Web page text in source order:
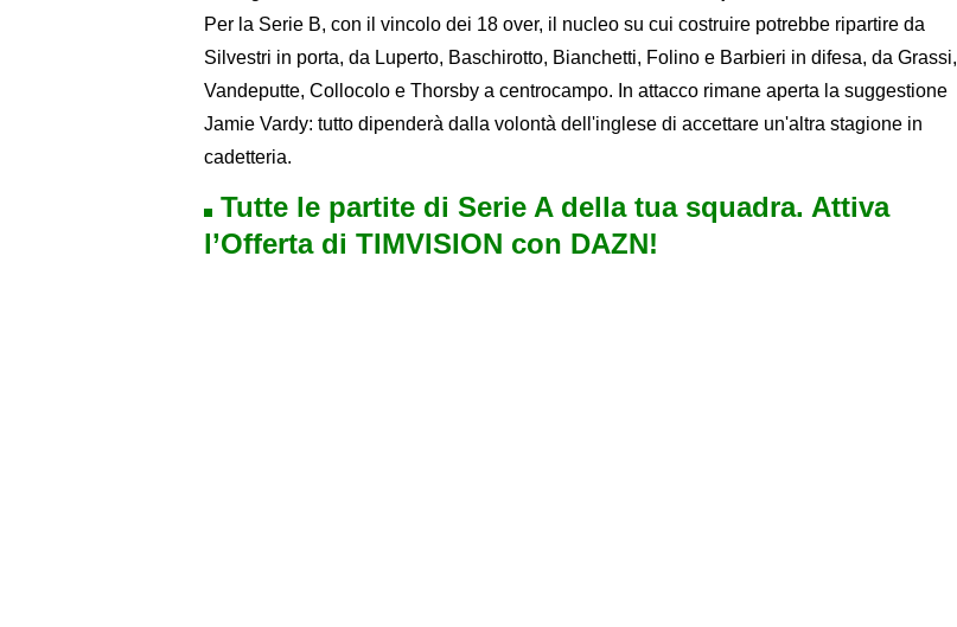
Per la Serie B, con il vincolo dei 18 over, il nucleo su cui costruire potrebbe ripartire da
Silvestri in porta, da Luperto, Baschirotto, Bianchetti, Folino e Barbieri in difesa, da Grassi,
Vandeputte, Collocolo e Thorsby a centrocampo. In attacco rimane aperta la suggestione
Jamie Vardy: tutto dipenderà dalla volontà dell'inglese di accettare un'altra stagione in
cadetteria.
Tutte le partite di Serie A della tua squadra. Attiva
l’Offerta di TIMVISION con DAZN!